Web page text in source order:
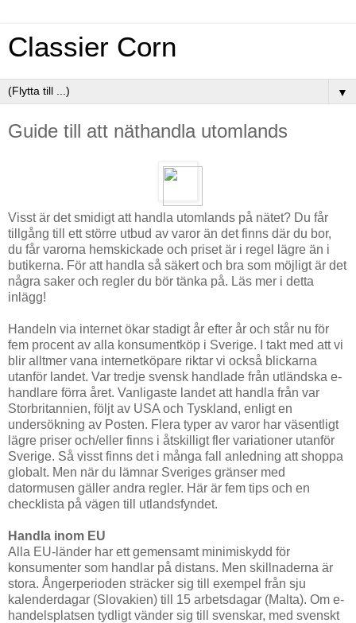
Classier Corn
▼
Guide till att näthandla utomlands
Visst är det smidigt att handla utomlands på nätet? Du får
tillgång till ett större utbud av varor än det finns där du bor,
du får varorna hemskickade och priset är i regel lägre än i
butikerna. För att handla så säkert och bra som möjligt är det
några saker och regler du bör tänka på. Läs mer i detta
inlägg!
Handeln via internet ökar stadigt år efter år och står nu för
fem procent av alla konsumentköp i Sverige. I takt med att vi
blir alltmer vana internetköpare riktar vi också blickarna
utanför landet. Var tredje svensk handlade från utländska e-
handlare förra året. Vanligaste landet att handla från var
Storbritannien, följt av USA och Tyskland, enligt en
undersökning av Posten. Flera typer av varor har väsentligt
lägre priser och/eller finns i åtskilligt fler variationer utanför
Sverige. Så visst finns det i många fall anledning att shoppa
globalt. Men när du lämnar Sveriges gränser med
datormusen gäller andra regler. Här är fem tips och en
checklista på vägen till utlandsfyndet.
Handla inom EU
Alla EU-länder har ett gemensamt minimiskydd för
konsumenter som handlar på distans. Men skillnaderna är
stora. Ångerperioden sträcker sig till exempel från sju
kalenderdagar (Slovakien) till 15 arbetsdagar (Malta). Om e-
handelsplatsen tydligt vänder sig till svenskar, med svenskt